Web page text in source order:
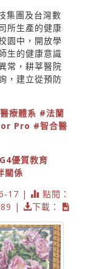
集團及台灣數
所生產的健康
園中，開放學
生的健康意識
常，耕莘醫院
，建立從預防
療體系 #法蘭
Pro #智合醫
優質教育
關係
17 |
點閱：
|
下載：